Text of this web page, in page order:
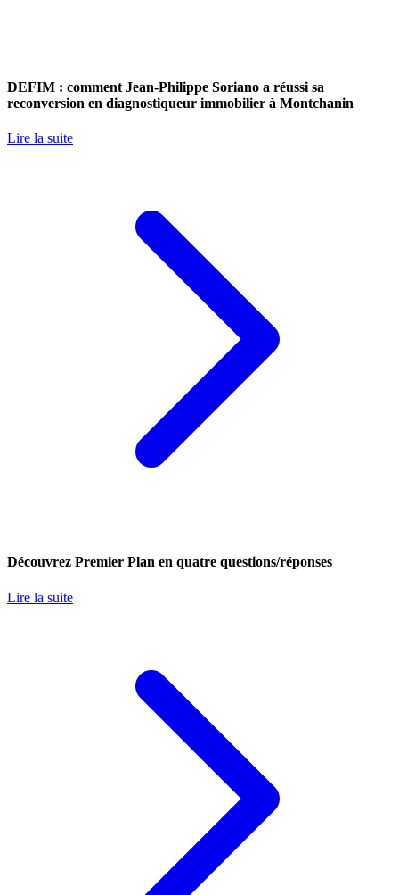
DEFIM : comment Jean-Philippe Soriano a réussi sa
reconversion en diagnostiqueur immobilier à Montchanin
Lire la suite
Découvrez Premier Plan en quatre questions/réponses
Lire la suite